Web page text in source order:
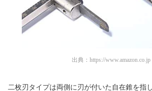
出典： https://www.amazon.co.jp
二枚刃タイプは両側に刃が付いた自在錐を指